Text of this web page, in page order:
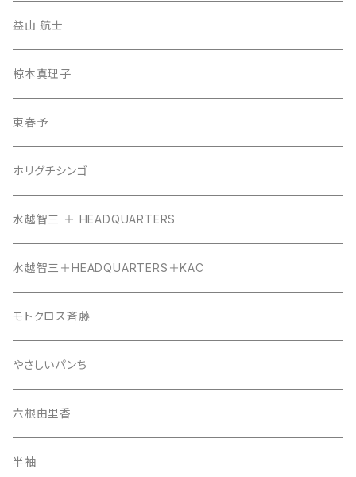
益山 航士
椋本真理子
東春予
ホリグチシンゴ
水越智三 ＋ HEADQUARTERS
水越智三＋HEADQUARTERS＋KAC
モトクロス斉藤
やさしいパンち
六根由里香
半袖